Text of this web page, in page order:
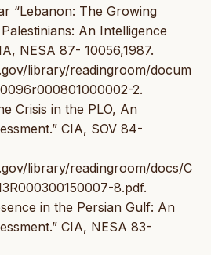
“Lebanon: The Growing
An Intelligence
NESA 87- 10056,1987.
library/readingroom/docum
2.
Crisis in the PLO, An
CIA, SOV 84-
library/readingroom/docs/C
8.pdf.
in the Persian Gulf: An
CIA, NESA 83-